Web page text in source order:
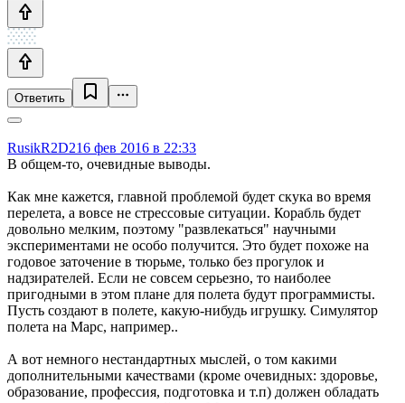
Ответить
RusikR2D216 фев 2016 в 22:33
В общем-то, очевидные выводы.
Как мне кажется, главной проблемой будет скука во время
перелета, а вовсе не стрессовые ситуации. Корабль будет
довольно мелким, поэтому "развлекаться" научными
экспериментами не особо получится. Это будет похоже на
годовое заточение в тюрьме, только без прогулок и
надзирателей. Если не совсем серьезно, то наиболее
пригодными в этом плане для полета будут программисты.
Пусть создают в полете, какую-нибудь игрушку. Симулятор
полета на Марс, например..
А вот немного нестандартных мыслей, о том какими
дополнительными качествами (кроме очевидных: здоровье,
образование, профессия, подготовка и т.п) должен обладать